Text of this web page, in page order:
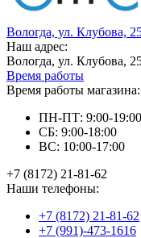
Вологда, ул. Клубова,
Наш адрес:
Вологда, ул. Клубова,
Время работы
Время работы магазина:
ПН-ПТ: 9:00-19:00
СБ: 9:00-18:00
ВС: 10:00-17:00
+7 (8172) 21-81-62
Наши телефоны:
+7 (8172) 21-81-62
+7 (991)-473-1616